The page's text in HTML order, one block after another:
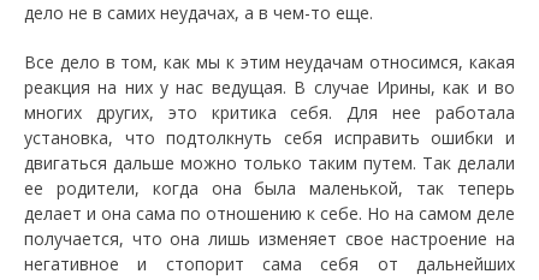
дело не в самих неудачах, а в чем-то еще.
Все дело в том, как мы к этим неудачам относимся, какая
реакция на них у нас ведущая. В случае Ирины, как и во
многих других, это критика себя. Для нее работала
установка, что подтолкнуть себя исправить ошибки и
двигаться дальше можно только таким путем. Так делали
ее родители, когда она была маленькой, так теперь
делает и она сама по отношению к себе. Но на самом деле
получается, что она лишь изменяет свое настроение на
негативное и стопорит сама себя от дальнейших